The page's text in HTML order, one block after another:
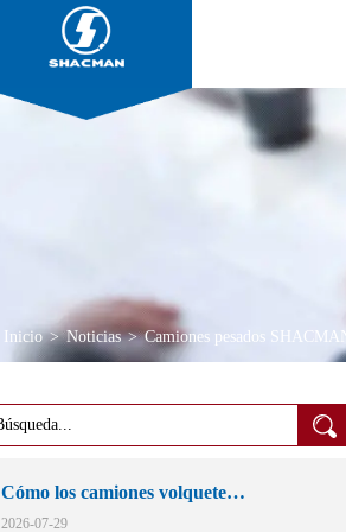
Inicio > Noticias > Camiones pesados
Cómo los camiones volquete
SHACMAN F3000 se ganaron su lugar
2026-07-29